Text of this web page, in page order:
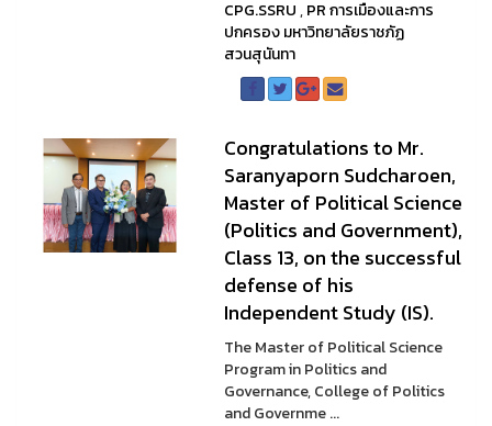
CPG.SSRU,PR การเมืองและการ
ปกครอง มหาวิทยาลัยราชภัฏ
สวนสุนันทา
Congratulations to Mr.
Saranyaporn Sudcharoen,
Master of Political Science
(Politics and Government),
Class 13, on the successful
defense of his
Independent Study (IS).
The Master of Political Science
Program in Politics and
Governance, College of Politics
and Governme ...